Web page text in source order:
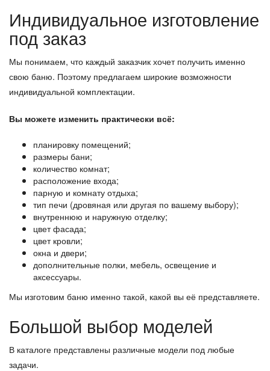
Индивидуальное изготовление
под заказ
Мы понимаем, что каждый заказчик хочет получить именно
свою баню. Поэтому предлагаем широкие возможности
индивидуальной комплектации.
Вы можете изменить практически всё:
планировку помещений;
размеры бани;
количество комнат;
расположение входа;
парную и комнату отдыха;
тип печи (дровяная или другая по вашему выбору);
внутреннюю и наружную отделку;
цвет фасада;
цвет кровли;
окна и двери;
дополнительные полки, мебель, освещение и
аксессуары.
Мы изготовим баню именно такой, какой вы её представляете.
Большой выбор моделей
В каталоге представлены различные модели под любые
задачи.